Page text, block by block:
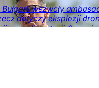
Bułgarii wezwały
dotyczy eksplozji
w pobliżu stacji